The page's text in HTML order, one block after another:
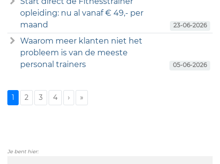
opleiding: nu al vanaf € 49,- per
maand
23-06-2026
Waarom meer klanten niet het
probleem is van de meeste
personal trainers
05-06-2026
1 2 3 4 › »
Je bent hier: